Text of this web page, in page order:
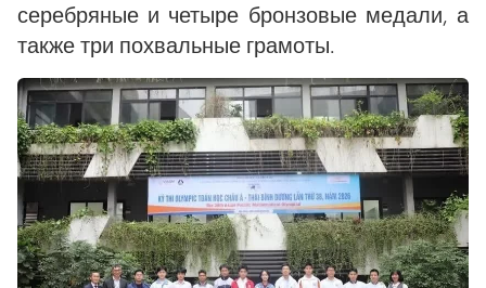
серебряные и четыре бронзовые медали, а
также три похвальные грамоты.